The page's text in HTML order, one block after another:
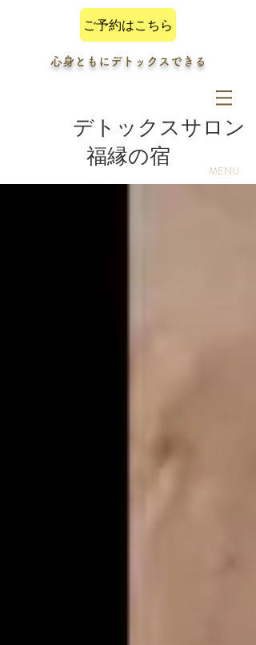
ご予約はこちら
心身ともにデトックスできる
MENU
デトックスサロン
福縁の宿